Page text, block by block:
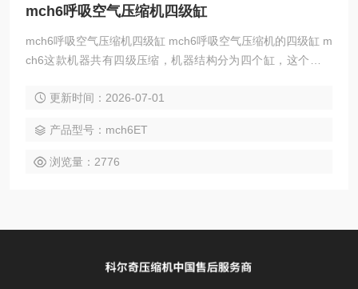
mch6呼吸空气压缩机四级缸
mch6呼吸空气压缩机四级缸 mch6呼吸空气压缩机的四级缸 m
ch6这款机器共有四级压缩，机器结构分为四个缸，这个四级
片，阀体等
更新时间：2026-07-01
产品型号：mch6ET
浏览量：2776